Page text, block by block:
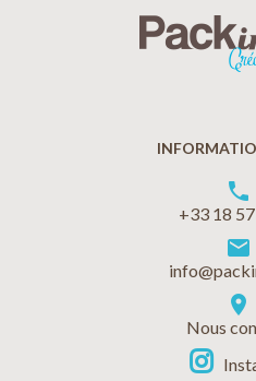
phone
+33 18
markunread
location_on
Nous